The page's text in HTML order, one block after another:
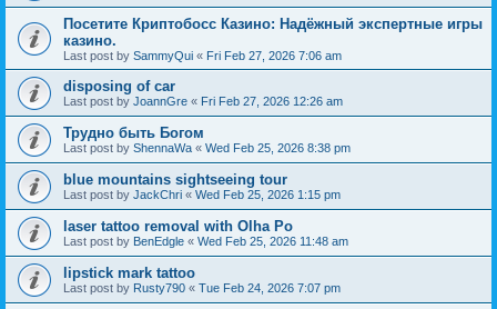
Посетите Криптобосс Казино: Надёжный экспертные игры
казино.
Last post by SammyQui « Fri Feb 27, 2026 7:06 am
disposing of car
Last post by JoannGre « Fri Feb 27, 2026 12:26 am
Трудно быть Богом
Last post by ShennaWa « Wed Feb 25, 2026 8:38 pm
blue mountains sightseeing tour
Last post by JackChri « Wed Feb 25, 2026 1:15 pm
laser tattoo removal with Olha Po
Last post by BenEdgle « Wed Feb 25, 2026 11:48 am
lipstick mark tattoo
Last post by Rusty790 « Tue Feb 24, 2026 7:07 pm